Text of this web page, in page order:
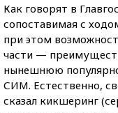
Как говорят в
сопоставимая с
при этом
части —
нынешнюю
СИМ. Естественно,
сказал кикшеринг